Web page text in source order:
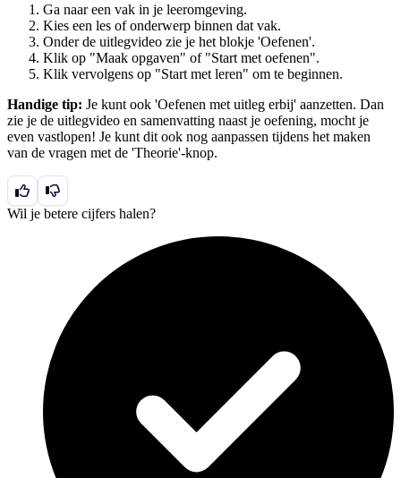
Ga naar een vak in je leeromgeving.
Kies een les of onderwerp binnen dat vak.
Onder de uitlegvideo zie je het blokje 'Oefenen'.
Klik op "Maak opgaven" of "Start met oefenen".
Klik vervolgens op "Start met leren" om te beginnen.
Handige tip: Je kunt ook 'Oefenen met uitleg erbij' aanzetten. Dan
zie je de uitlegvideo en samenvatting naast je oefening, mocht je
even vastlopen! Je kunt dit ook nog aanpassen tijdens het maken
van de vragen met de 'Theorie'-knop.
Wil je betere cijfers halen?